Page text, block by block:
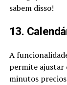
sabem disso!
13.
A
permite ajustar
minutos